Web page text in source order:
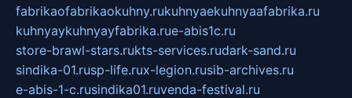
fabrikaofabrikaokuhny.rukuhnyaekuhnyaafabrika.ru
kuhnyaykuhnyayfabrika.rue-abis1c.ru
store-brawl-stars.rukts-services.rudark-sand.ru
sindika-01.rusp-life.rux-legion.rusib-archives.ru
e-abis-1-c.rusindika01.ruvenda-festival.ru